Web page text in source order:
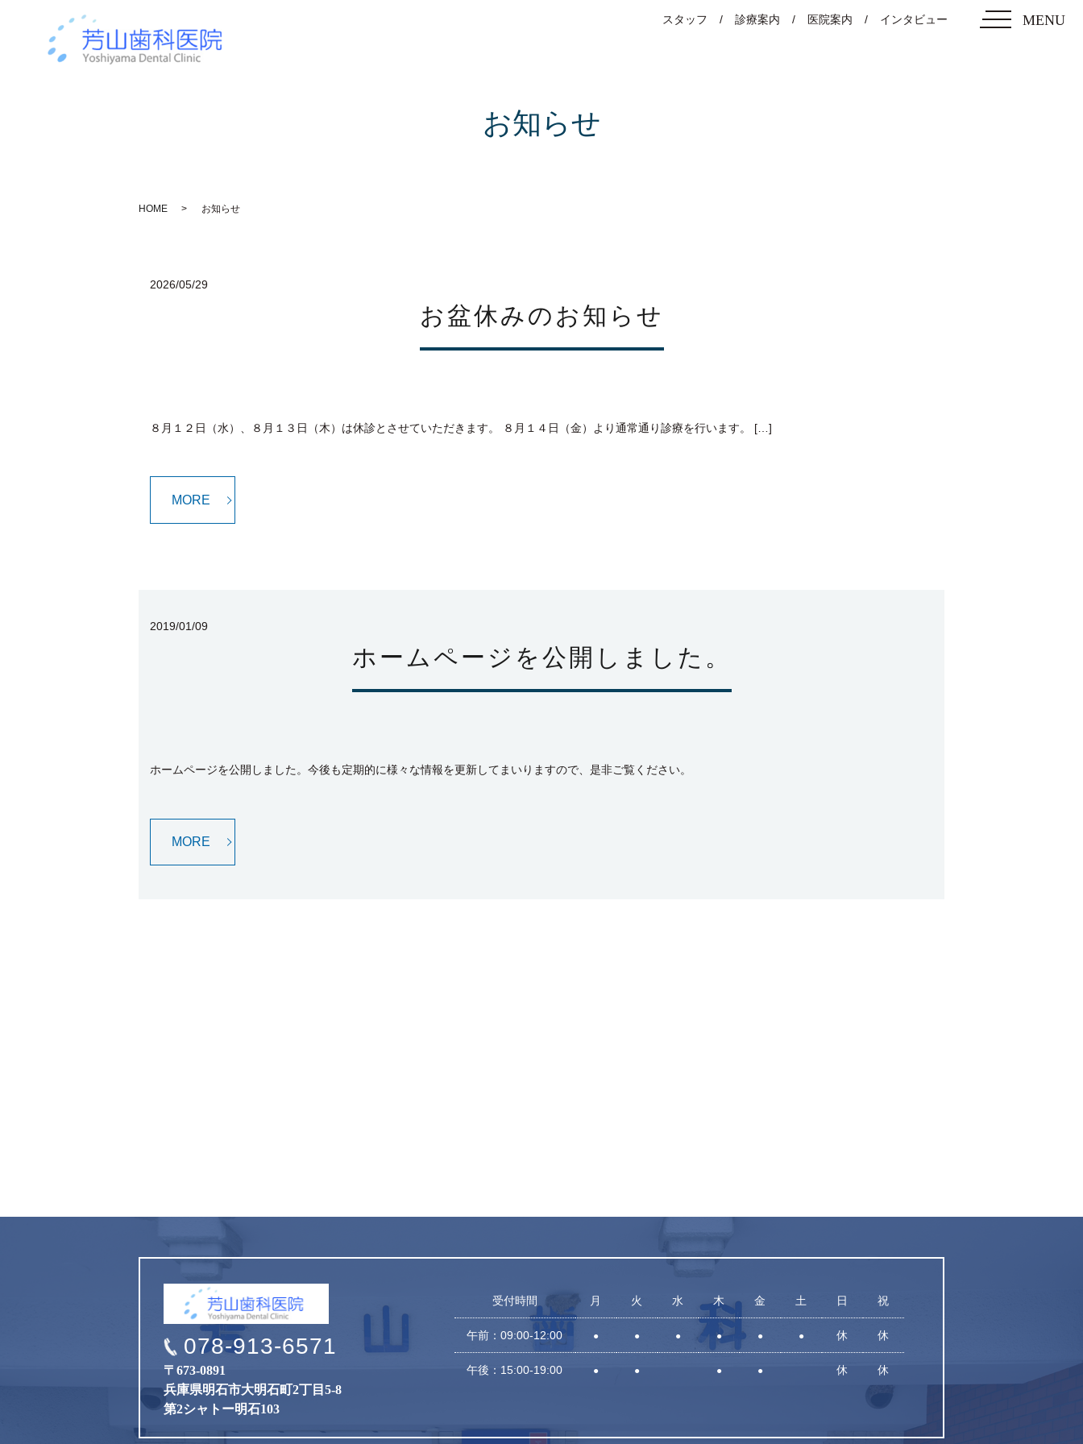
スタッフ 診療案内 医院案内 インタビュー MENU
お知らせ
HOME お知らせ
2026/05/29
お盆休みのお知らせ
８月１２日（水）、８月１３日（木）は休診とさせていただきます。 ８月１４日（金）より通常通り診療を行います。 […]
MORE
2019/01/09
ホームページを公開しました。
ホームページを公開しました。今後も定期的に様々な情報を更新してまいりますので、是非ご覧ください。
MORE
078-913-6571
〒673-0891
兵庫県明石市大明石町2丁目5-8
第2シャトー明石103
受付時間 月 火 水 木 金 土 日 祝
午前：09:00-12:00 ● ● ● ● ● ● 休 休
午後：15:00-19:00 ● ● ● ● 休 休